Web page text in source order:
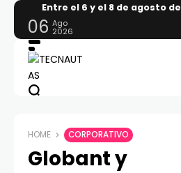
Entre el 6 y el 8 de agosto
06 Ago
2026
HOME CORPORATIVO
Globant y